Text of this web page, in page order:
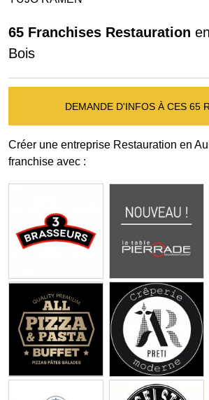
65 Franchises Restauration
Bois
DEMANDE D'INFOS À CES 65
Créer une entreprise Restauration en
franchise avec :